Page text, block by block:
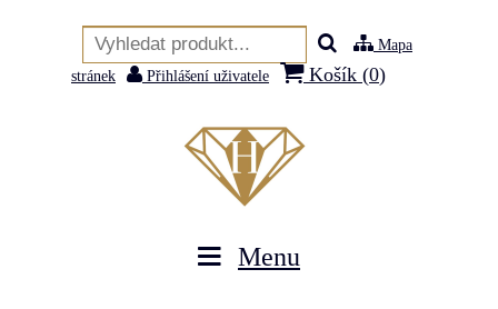
Mapa
stránek
Přihlášení uživatele Košík (0)
Menu